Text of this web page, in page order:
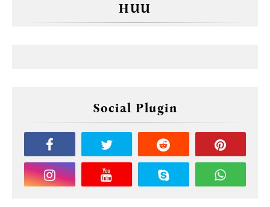
HUU
Social Plugin